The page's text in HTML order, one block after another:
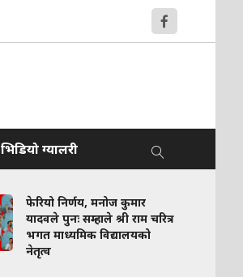
भिडियो ग्यालरी
फेरियो निर्णय, मनोज कुमार
यादवले पुनः सम्हाले श्री राम चरित्र
भगत माध्यमिक विद्यालयको
नेतृत्व